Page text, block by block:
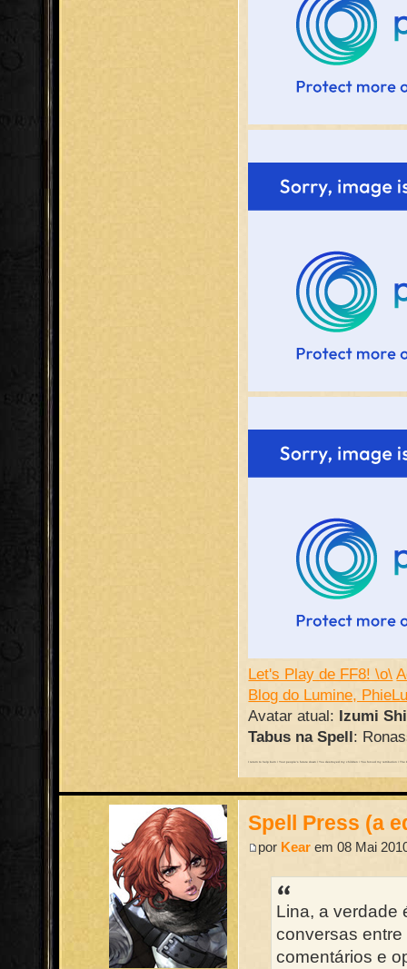
Let's Play de FF8! \o\
Blog do Lumine,
Avatar atual: Izumi
Tabus na Spell :
I return to help burn / Your people's future down / You destroyed my children / You forced my retribution /
Spell Press (a
por Kear em 08 Mai
Lina, a verdade
conversas
comentários e